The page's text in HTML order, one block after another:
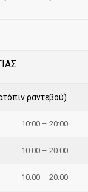
ραντεβού)
10:00 – 20:00
10:00 – 20:00
10:00 – 20:00